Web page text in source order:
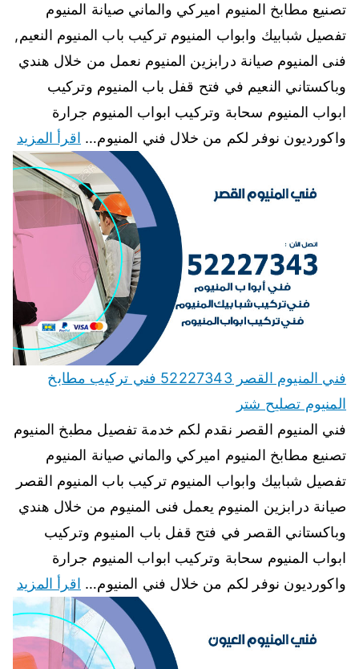
تصنيع مطابخ المنيوم اميركي والماني صيانة المنيوم
تفصيل شبابيك وابواب المنيوم تركيب باب المنيوم النعيم,
فنى المنيوم صيانة درابزين المنيوم نعمل من خلال هندي
وباكستاني النعيم في فتح قفل باب المنيوم وتركيب
ابواب المنيوم سحابة وتركيب ابواب المنيوم جرارة
واكورديون نوفر لكم من خلال فني المنيوم… اقرأ المزيد
فني المنيوم القصر 52227343 فني تركيب مطابخ
المنيوم تصليح شتر
فني المنيوم القصر نقدم لكم خدمة تفصيل مطبخ المنيوم
تصنيع مطابخ المنيوم اميركي والماني صيانة المنيوم
تفصيل شبابيك وابواب المنيوم تركيب باب المنيوم القصر
صيانة درابزين المنيوم يعمل فنى المنيوم من خلال هندي
وباكستاني القصر في فتح قفل باب المنيوم وتركيب
ابواب المنيوم سحابة وتركيب ابواب المنيوم جرارة
واكورديون نوفر لكم من خلال فني المنيوم… اقرأ المزيد